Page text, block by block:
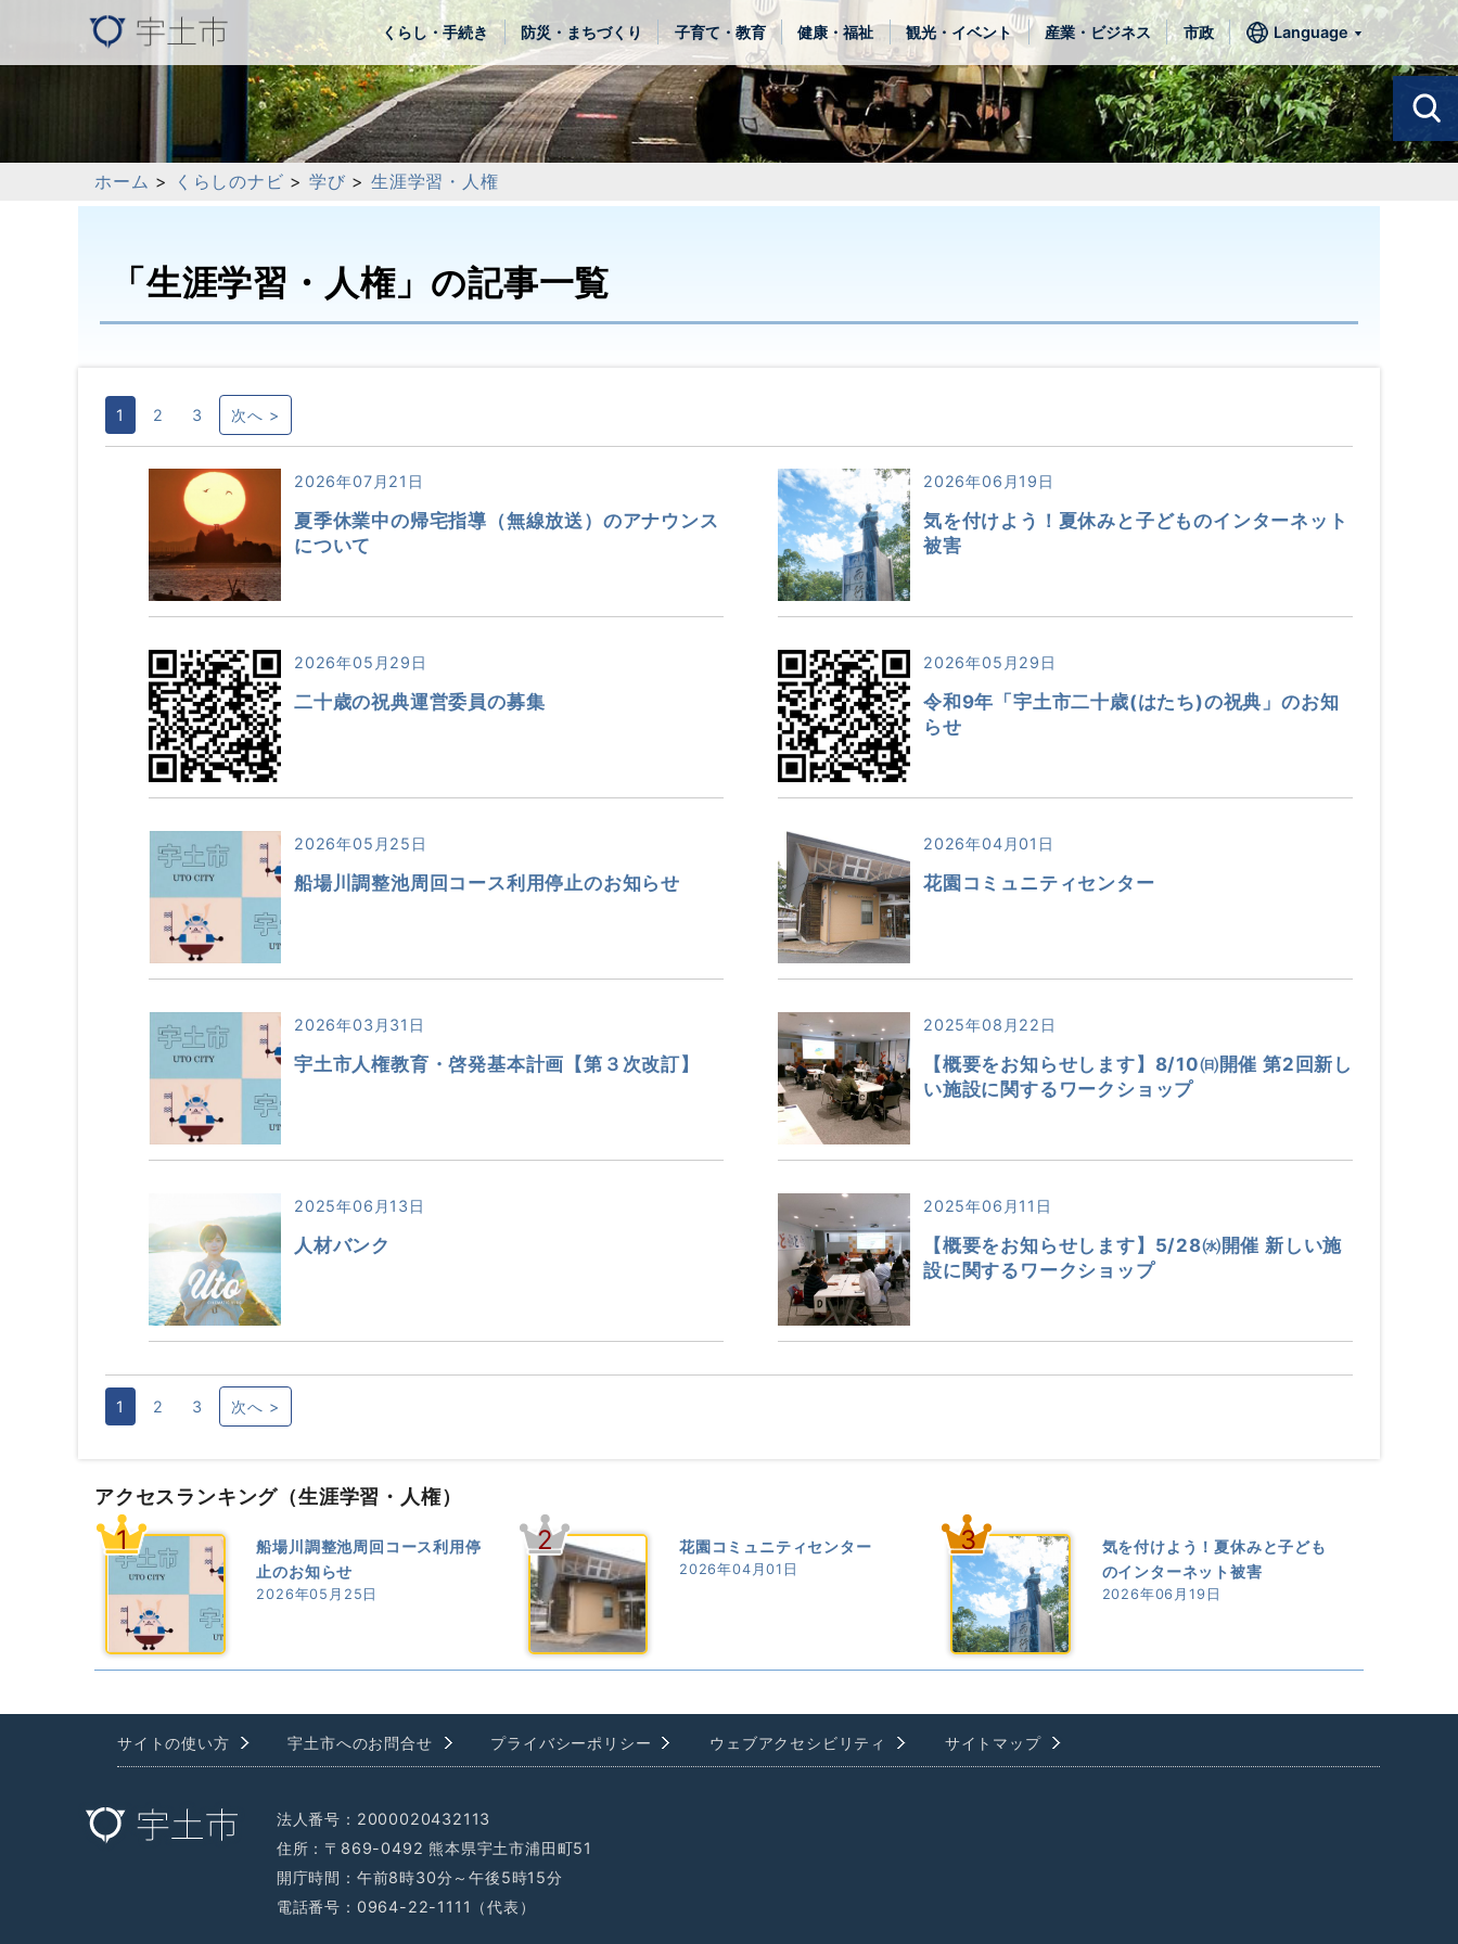
くらし・手続き 防災・まちづくり 子育て・教育 健康・福祉 観光・イベント 産業・ビジネス 市政 Language
ホーム > くらしのナビ >学び >生涯学習・人権
「生涯学習・人権」の記事一覧
1 2 3 次へ >
2026年07月21日
夏季休業中の帰宅指導（無線放送）のアナウンス
について
2026年06月19日
気を付けよう！夏休みと子どものインターネット
被害
2026年05月29日
二十歳の祝典運営委員の募集
2026年05月29日
令和9年「宇土市二十歳(はたち)の祝典」のお知
らせ
2026年05月25日
船場川調整池周回コース利用停止のお知らせ
2026年04月01日
花園コミュニティセンター
2026年03月31日
宇土市人権教育・啓発基本計画【第３次改訂】
2025年08月22日
【概要をお知らせします】8/10㈰開催 第2回新し
い施設に関するワークショップ
2025年06月13日
人材バンク
2025年06月11日
【概要をお知らせします】5/28㈬開催 新しい施
設に関するワークショップ
1 2 3 次へ >
アクセスランキング （生涯学習・人権）
1
船場川調整池周回コース利用停
止のお知らせ
2026年05月25日
2 花園コミュニティセンター
2026年04月01日
3
気を付けよう！夏休みと子ども
のインターネット被害
2026年06月19日
サイトの使い方 宇土市へのお問合せ プライバシーポリシー ウェブアクセシビリティ サイトマップ
法人番号：2000020432113
住所：〒869-0492 熊本県宇土市浦田町51
開庁時間：午前8時30分～午後5時15分
電話番号：0964-22-1111（代表）